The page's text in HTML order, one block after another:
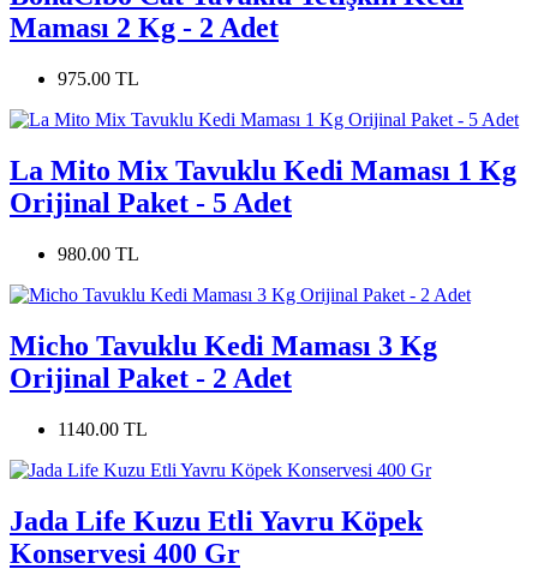
Maması 2 Kg - 2 Adet
975.00 TL
La Mito Mix Tavuklu Kedi Maması 1 Kg
Orijinal Paket - 5 Adet
980.00 TL
Micho Tavuklu Kedi Maması 3 Kg
Orijinal Paket - 2 Adet
1140.00 TL
Jada Life Kuzu Etli Yavru Köpek
Konservesi 400 Gr